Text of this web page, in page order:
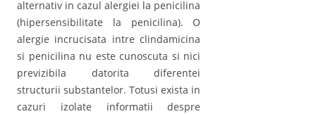
alternativ in cazul alergiei la penicilina
(hipersensibilitate la penicilina). O
alergie incrucisata intre clindamicina
si penicilina nu este cunoscuta si nici
previzibila datorita diferentei
structurii substantelor. Totusi exista in
cazuri izolate informatii despre